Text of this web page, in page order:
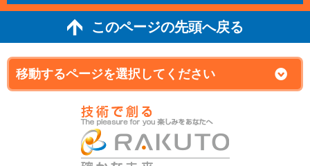
このページの先頭へ戻る